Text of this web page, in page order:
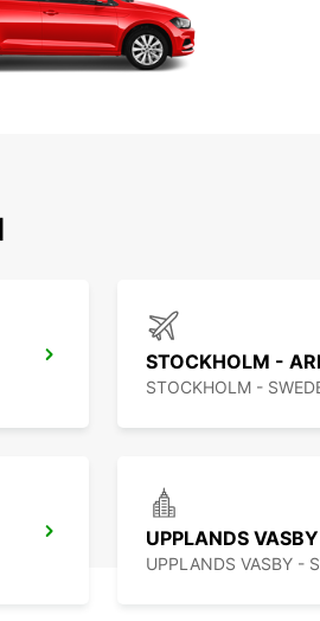
STOCKHOLM -
UPPLANDS VASBY
UPPLANDS VASBY -